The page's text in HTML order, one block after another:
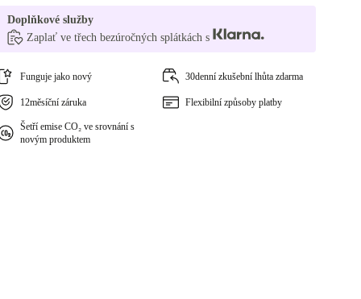
Doplňkové služby
Zaplať ve třech bezúročných splátkách s
Funguje jako nový 30denní zkušební lhůta zdarma
12měsíční záruka Flexibilní způsoby platby
Šetří emise CO₂ ve srovnání s
novým produktem